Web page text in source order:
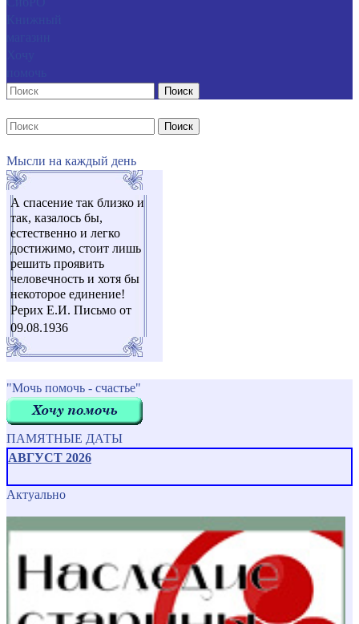
Поиск
Поиск
Мысли на каждый день
А спасение так близко и
так, казалось бы,
естественно и легко
достижимо, стоит лишь
решить проявить
человечность и хотя бы
некоторое единение!
Рерих Е.И. Письмо от
09.08.1936
"Мочь помочь - счастье"
ПАМЯТНЫЕ ДАТЫ
АВГУСТ 2026
Актуально